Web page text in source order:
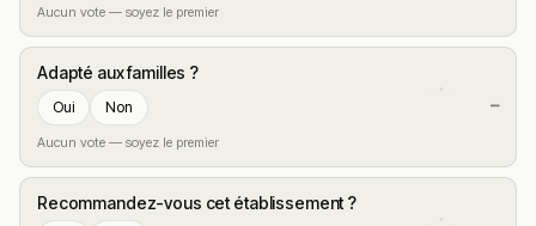
Aucun vote — soyez le premier
Adapté aux familles ?
Oui Non
Aucun vote — soyez le premier
—
Recommandez-vous cet établissement ?